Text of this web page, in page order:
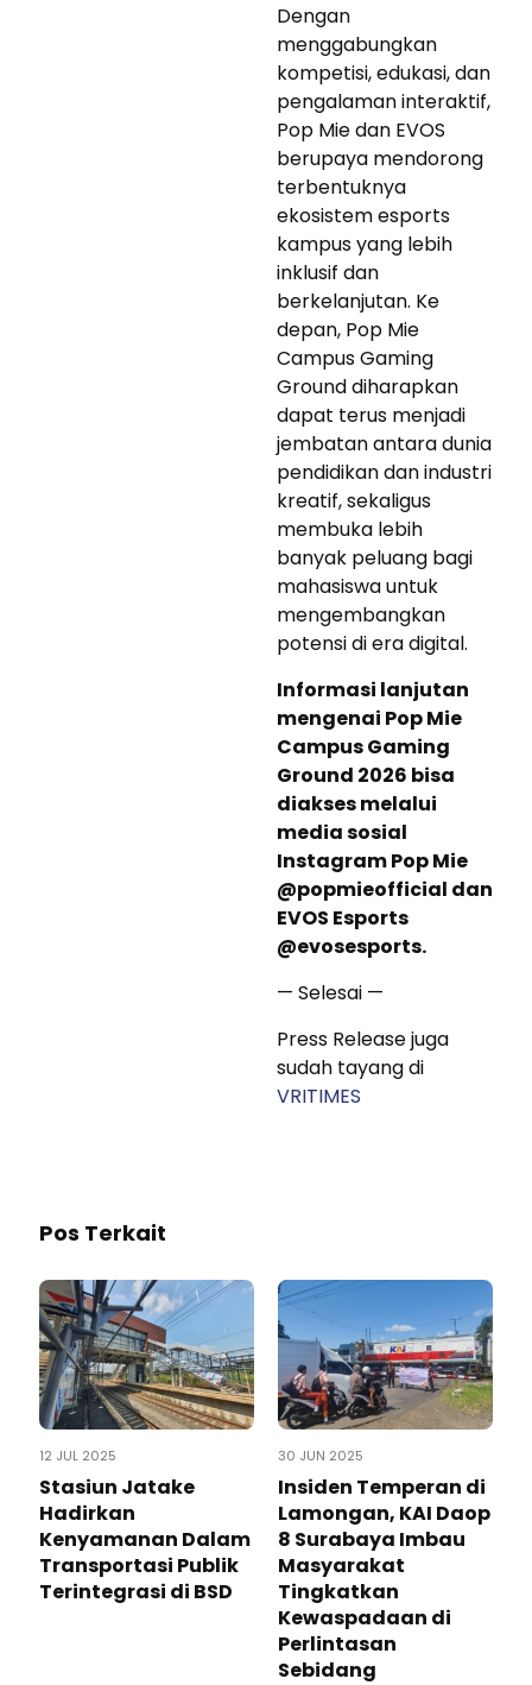
Dengan
menggabungkan
kompetisi, edukasi, dan
pengalaman interaktif,
Pop Mie dan EVOS
berupaya mendorong
terbentuknya
ekosistem esports
kampus yang lebih
inklusif dan
berkelanjutan. Ke
depan, Pop Mie
Campus Gaming
Ground diharapkan
dapat terus menjadi
jembatan antara dunia
pendidikan dan industri
kreatif, sekaligus
membuka lebih
banyak peluang bagi
mahasiswa untuk
mengembangkan
potensi di era digital.
Informasi lanjutan
mengenai Pop Mie
Campus Gaming
Ground 2026 bisa
diakses melalui
media sosial
Instagram Pop Mie
@popmieofficial dan
EVOS Esports
@evosesports.
— Selesai —
Press Release juga
sudah tayang di
VRITIMES
Pos Terkait
12 JUL 2025
Stasiun Jatake
Hadirkan
Kenyamanan Dalam
Transportasi Publik
Terintegrasi di BSD
30 JUN 2025
Insiden Temperan di
Lamongan, KAI Daop
8 Surabaya Imbau
Masyarakat
Tingkatkan
Kewaspadaan di
Perlintasan
Sebidang